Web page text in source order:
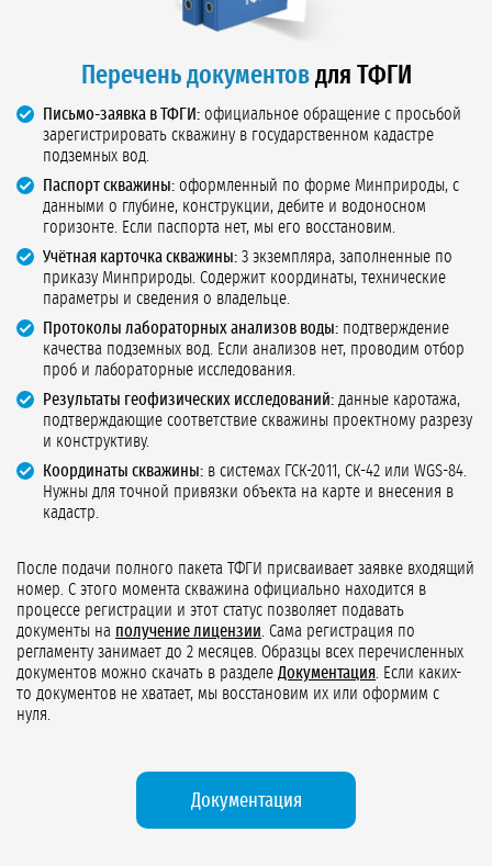
Перечень документовдля ТФГИ
Письмо-заявка в ТФГИ: официальное обращение с просьбой
зарегистрировать скважину в государственном кадастре
подземных вод.
Паспорт скважины: оформленный по форме Минприроды, с
данными о глубине, конструкции, дебите и водоносном
горизонте. Если паспорта нет, мы его восстановим.
Учётная карточка скважины: 3 экземпляра, заполненные по
приказу Минприроды. Содержит координаты, технические
параметры и сведения о владельце.
Протоколы лабораторных анализов воды: подтверждение
качества подземных вод. Если анализов нет, проводим отбор
проб и лабораторные исследования.
Результаты геофизических исследований: данные каротажа,
подтверждающие соответствие скважины проектному разрезу
и конструктиву.
Координаты скважины: в системах ГСК-2011, СК-42 или WGS-84.
Нужны для точной привязки объекта на карте и внесения в
кадастр.
После подачи полного пакета ТФГИ присваивает заявке входящий
номер. С этого момента скважина официально находится в
процессе регистрации и этот статус позволяет подавать
документы на получение лицензии . Сама регистрация по
регламенту занимает до 2 месяцев. Образцы всех перечисленных
документов можно скачать в разделе Документация . Если каких-
то документов не хватает, мы восстановим их или оформим с
нуля.
Документация